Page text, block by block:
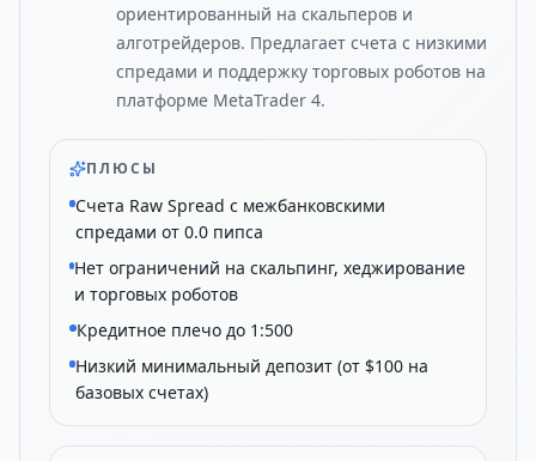
ориентированный на скальперов и
алготрейдеров. Предлагает счета с низкими
спредами и поддержку торговых роботов на
платформе MetaTrader 4.
ПЛЮСЫ
Счета Raw Spread с межбанковскими
спредами от 0.0 пипса
Нет ограничений на скальпинг, хеджирование
и торговых роботов
Кредитное плечо до 1:500
Низкий минимальный депозит (от $100 на
базовых счетах)